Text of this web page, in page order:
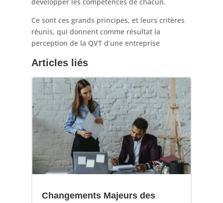
développer les compétences de chacun.
Ce sont ces grands principes, et leurs critères
réunis, qui donnent comme résultat la
perception de la QVT d’une entreprise
Articles liés
Changements Majeurs des